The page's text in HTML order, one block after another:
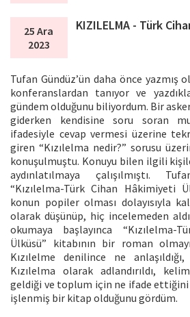
25 Ara
2023
KIZILELMA - Türk
Tufan Gündüz’ün daha önce yazmış
konferanslardan tanıyor ve
gündem olduğunu biliyordum. Bir
giderken kendisine soru soran
ifadesiyle cevap vermesi üzerine
giren “Kızılelma nedir?” sorusu
konuşulmuştu. Konuyu bilen ilgili
aydınlatılmaya çalışılmıştı.
“Kızılelma-Türk Cihan Hâkimiyeti
konun popiler olması dolayısıyla
olarak düşünüp, hiç incelemeden
okumaya başlayınca “Kızılelma-
Ülküsü” kitabının bir roman
Kızılelme denilince ne
Kızılelma olarak adlandırıldı,
geldiği ve toplum için ne ifade
işlenmiş bir kitap olduğunu gördüm.